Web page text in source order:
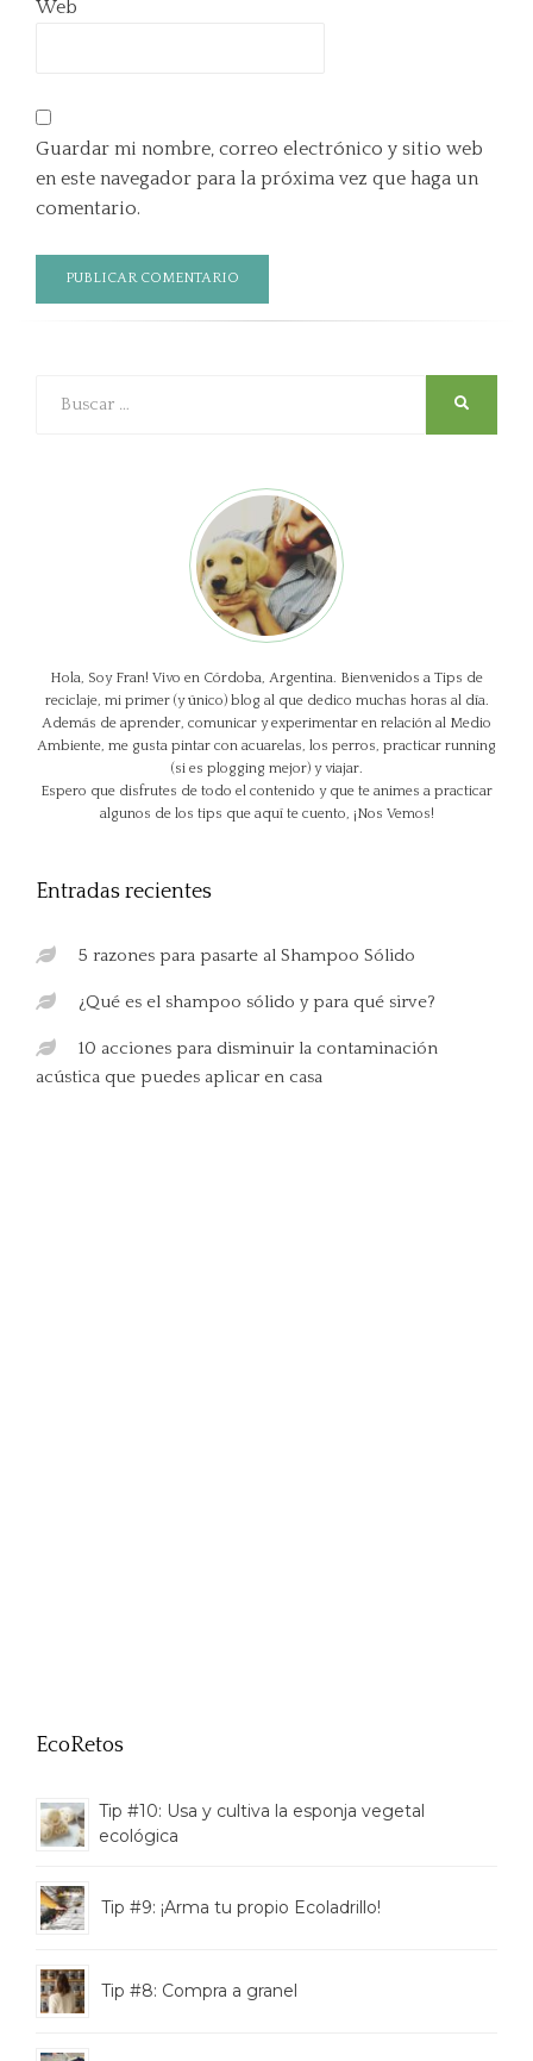
Web
Guardar mi nombre, correo electrónico y sitio web
en este navegador para la próxima vez que haga un
comentario.
Hola, Soy Fran! Vivo en Córdoba, Argentina. Bienvenidos a Tips de
reciclaje, mi primer (y único) blog al que dedico muchas horas al día.
Además de aprender, comunicar y experimentar en relación al Medio
Ambiente, me gusta pintar con acuarelas, los perros, practicar running
(si es plogging mejor) y viajar.
Espero que disfrutes de todo el contenido y que te animes a practicar
algunos de los tips que aquí te cuento, ¡Nos Vemos!
Entradas recientes
5 razones para pasarte al Shampoo Sólido
¿Qué es el shampoo sólido y para qué sirve?
10 acciones para disminuir la contaminación
acústica que puedes aplicar en casa
EcoRetos
Tip #10: Usa y cultiva la esponja vegetal
ecológica
Tip #9: ¡Arma tu propio Ecoladrillo!
Tip #8: Compra a granel